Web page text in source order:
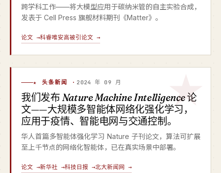
跨学科工作——将大模型应用于碳纳米管的自主实验合成，
发表于 Cell Press 旗舰材料期刊《Matter》。
论文 →科睿唯安高被引论文 →
★ 头条新闻 · 2024 年 09 月
我们发布 Nature Machine Intelligence论
文——大规模多智能体网络化强化学习，
应用于疫情、智能电网与交通控制。
华人首篇多智能体强化学习 Nature 子刊论文，算法可扩展
至上千节点的网络化智能体，已在真实场景中部署。
论文 →新华社 →科技日报 →北大新闻网 →